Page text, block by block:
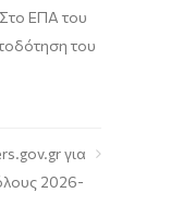
Στο ΕΠΑ του
του
για
2026-